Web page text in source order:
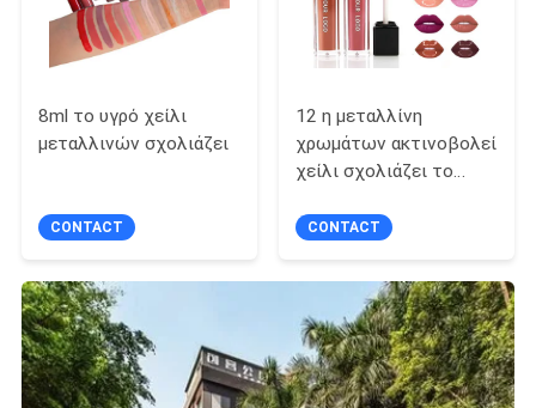
8ml το υγρό χείλι
μεταλλινών σχολιάζει
CONTACT
12 η μεταλλίνη
χρωμάτων ακτινοβολεί
χείλι σχολιάζει το
αδιάβροχο χείλι
CONTACT